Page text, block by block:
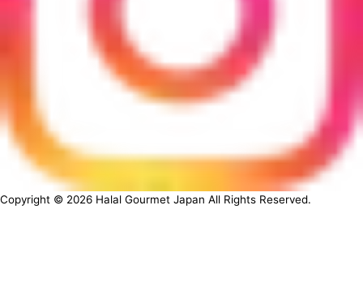
Copyright © 2026 Halal Gourmet Japan All Rights Reserved.